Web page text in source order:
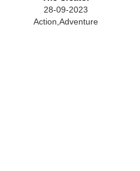
28-09-2023
Action,Adventure